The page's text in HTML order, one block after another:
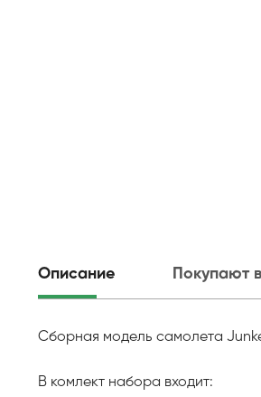
Описание Покупают
Сборная модель самолета
В комлект набора входит: